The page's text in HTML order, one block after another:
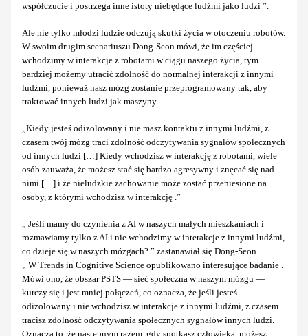
współczucie i postrzega inne istoty niebędące ludźmi jako ludzi ”.
Ale nie tylko młodzi ludzie odczują skutki życia w otoczeniu robotów.
W swoim drugim scenariuszu Dong-Seon mówi, że im częściej
wchodzimy w interakcje z robotami w ciągu naszego życia, tym
bardziej możemy utracić zdolność do normalnej interakcji z innymi
ludźmi, ponieważ nasz mózg zostanie przeprogramowany tak, aby
traktować innych ludzi jak maszyny.
„Kiedy jesteś odizolowany i nie masz kontaktu z innymi ludźmi, z
czasem twój mózg traci zdolność odczytywania sygnałów społecznych
od innych ludzi […] Kiedy wchodzisz w interakcję z robotami, wiele
osób zauważa, że możesz stać się bardzo agresywny i znęcać się nad
nimi […] i że nieludzkie zachowanie może zostać przeniesione na
osoby, z którymi wchodzisz w interakcję .”
„ Jeśli mamy do czynienia z AI w naszych małych mieszkaniach i
rozmawiamy tylko z AI i nie wchodzimy w interakcje z innymi ludźmi,
co dzieje się w naszych mózgach? ” zastanawiał się Dong-Seon.
„ W Trends in Cognitive Science opublikowano interesujące badanie .
Mówi ono, że obszar PSTS — sieć społeczna w naszym mózgu —
kurczy się i jest mniej połączeń, co oznacza, że jeśli jesteś
odizolowany i nie wchodzisz w interakcje z innymi ludźmi, z czasem
tracisz zdolność odczytywania społecznych sygnałów innych ludzi.
Oznacza to, że następnym razem, gdy spotkasz człowieka, możesz